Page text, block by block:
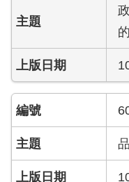
語
辭
北
通
隱
私
權